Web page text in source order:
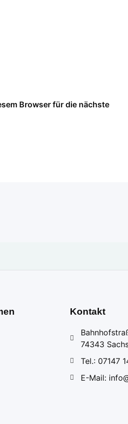
Browser für die nächste
Kontakt
74343
Tel.: 07147
E-Mail: